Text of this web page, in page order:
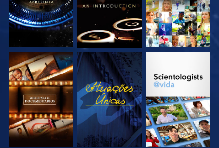
EXPLORE A SÉRIE VEJA EXPLORE A SÉRIE